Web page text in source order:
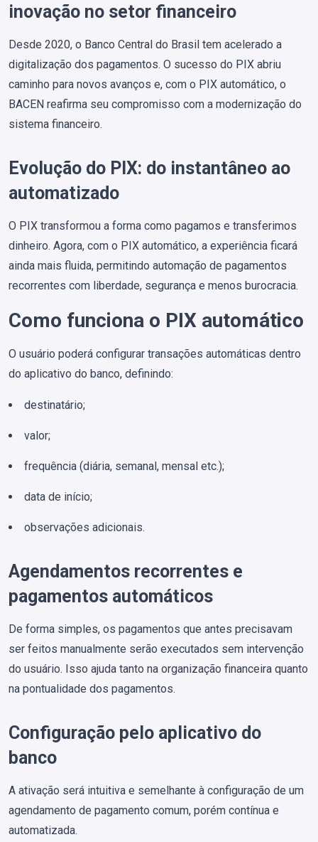
inovação no setor financeiro
Desde 2020, o Banco Central do Brasil tem acelerado a
digitalização dos pagamentos. O sucesso do PIX abriu
caminho para novos avanços e, com o PIX automático, o
BACEN reafirma seu compromisso com a modernização do
sistema financeiro.
Evolução do PIX: do instantâneo ao
automatizado
O PIX transformou a forma como pagamos e transferimos
dinheiro. Agora, com o PIX automático, a experiência ficará
ainda mais fluida, permitindo automação de pagamentos
recorrentes com liberdade, segurança e menos burocracia.
Como funciona o PIX automático
O usuário poderá configurar transações automáticas dentro
do aplicativo do banco, definindo:
destinatário;
valor;
frequência (diária, semanal, mensal etc.);
data de início;
observações adicionais.
Agendamentos recorrentes e
pagamentos automáticos
De forma simples, os pagamentos que antes precisavam
ser feitos manualmente serão executados sem intervenção
do usuário. Isso ajuda tanto na organização financeira quanto
na pontualidade dos pagamentos.
Configuração pelo aplicativo do
banco
A ativação será intuitiva e semelhante à configuração de um
agendamento de pagamento comum, porém contínua e
automatizada.